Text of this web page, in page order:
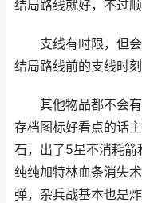
结局路线就好，不过
支线有时限，但
结局路线前的支线时
其他物品都不会
存档图标好看点的话
石，出了5星不消耗箭
纯纯加特林血条消失
弹，杂兵战基本也是